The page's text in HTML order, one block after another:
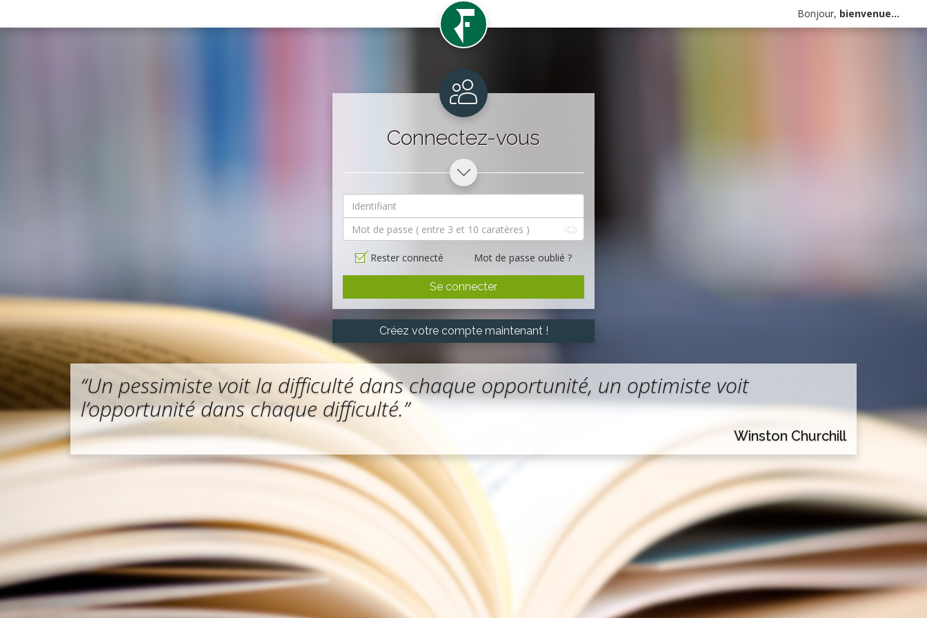
Bonjour, bienvenue...
Connectez-vous
Rester connecté Mot de passe oublié ?
Se connecter
Créez votre compte maintenant !
“Un pessimiste voit la difficulté dans chaque opportunité, un optimiste voit
l’opportunité dans chaque difficulté.”
Winston Churchill